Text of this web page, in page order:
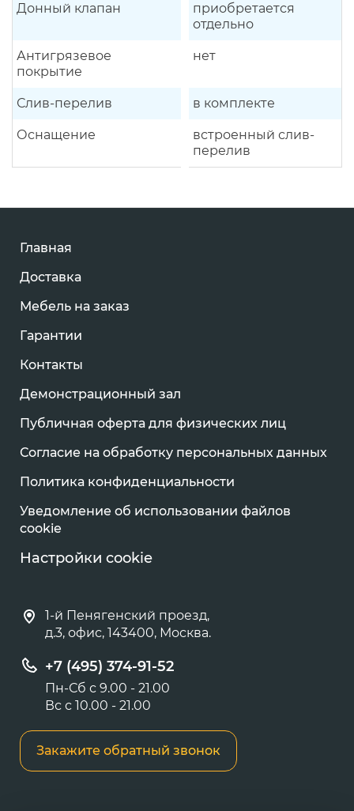
Донный клапан
приобретается
отдельно
Антигрязевое
покрытие
нет
Слив-перелив в комплекте
Оснащение
встроенный слив-
перелив
Главная
Доставка
Мебель на заказ
Гарантии
Контакты
Демонстрационный зал
Публичная оферта для физических лиц
Согласие на обработку персональных данных
Политика конфиденциальности
Уведомление об использовании файлов
cookie
Настройки cookie
1-й Пенягенский проезд,
д.3, офис, 143400, Москва.
+7 (495) 374-91-52
Пн-Сб с 9.00 - 21.00
Вс с 10.00 - 21.00
Закажите обратный звонок